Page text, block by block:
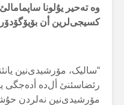
وە تەحیر یۇلونا
کسیجی‌لرین أن
“سالیک، مۆرشیدی‌نین
رئضاسئنئ أل‌دە أدەجگی
مۆرشیدی‌نین نەلردن